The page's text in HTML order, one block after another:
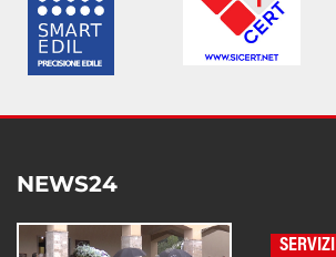
NEWS24
SERVIZI